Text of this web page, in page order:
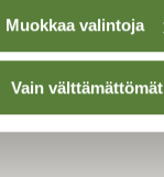
Muokkaa valintoja
Vain välttämättömät